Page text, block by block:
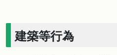
建築等行為